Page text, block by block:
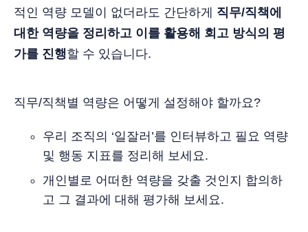
적인 역량 모델이 없더라도 간단하게 직무/직책에
대한 역량을 정리하고 이를 활용해 회고 방식의 평
가를 진행할 수 있습니다.
직무/직책별 역량은 어떻게 설정해야 할까요?
우리 조직의 ‘일잘러’를 인터뷰하고 필요 역량
및 행동 지표를 정리해 보세요.
개인별로 어떠한 역량을 갖출 것인지 합의하
고 그 결과에 대해 평가해 보세요.